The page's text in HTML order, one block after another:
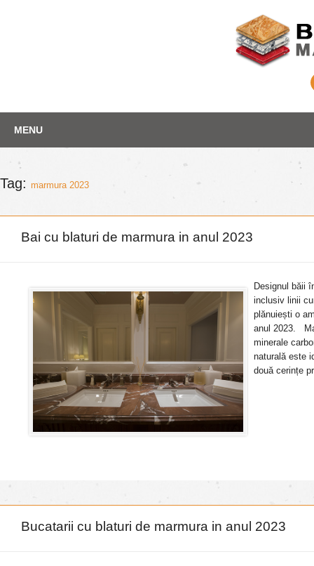
Depozit marmura
content
MENU
Tag: marmura 2023
Bai cu blaturi de marmura in anul 2023
Designul băii
inclusiv linii
plănuiești o
anul 2023.
minerale
naturală este
două cerințe
Bucatarii cu blaturi de marmura in anul 2023